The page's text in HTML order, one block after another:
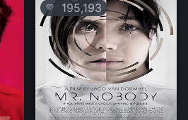
💛 195,193